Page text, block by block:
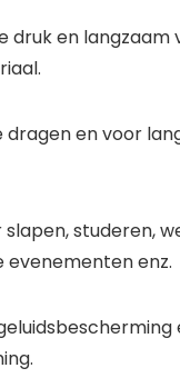
druk en langzaam
en voor
studeren,
evenementen enz.